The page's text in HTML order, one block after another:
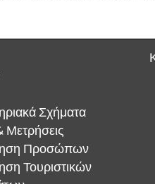
Σχήματα
Μετρήσεις
Προσώπων
Τουριστικών